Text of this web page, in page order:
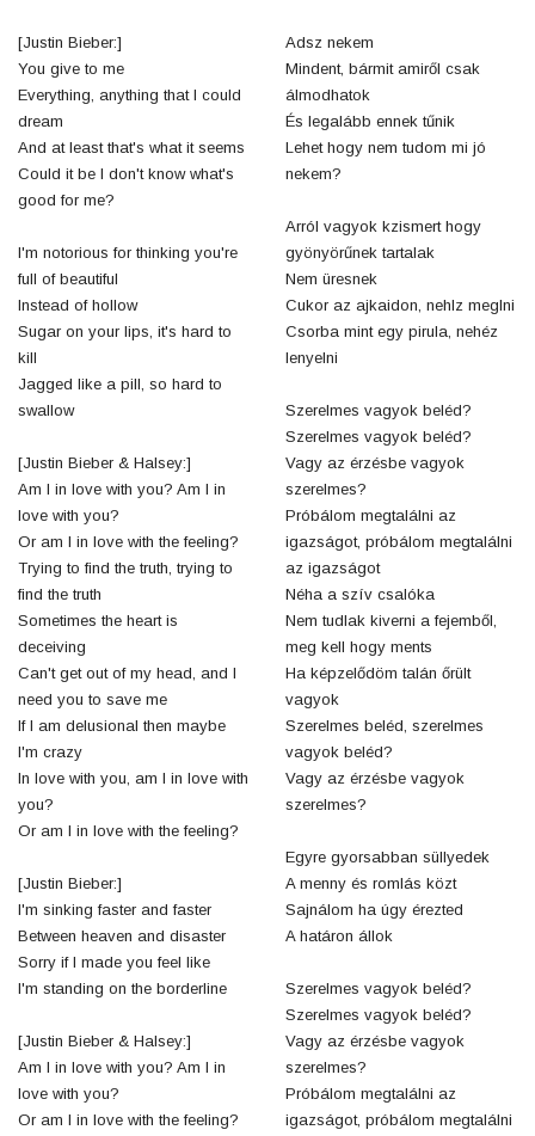
[Justin Bieber:]
You give to me
Everything, anything that I could
dream
And at least that's what it seems
Could it be I don't know what's
good for me?
I'm notorious for thinking you're
full of beautiful
Instead of hollow
Sugar on your lips, it's hard to
kill
Jagged like a pill, so hard to
swallow
[Justin Bieber & Halsey:]
Am I in love with you? Am I in
love with you?
Or am I in love with the feeling?
Trying to find the truth, trying to
find the truth
Sometimes the heart is
deceiving
Can't get out of my head, and I
need you to save me
If I am delusional then maybe
I'm crazy
In love with you, am I in love with
you?
Or am I in love with the feeling?
[Justin Bieber:]
I'm sinking faster and faster
Between heaven and disaster
Sorry if I made you feel like
I'm standing on the borderline
[Justin Bieber & Halsey:]
Am I in love with you? Am I in
love with you?
Or am I in love with the feeling?
Adsz nekem
Mindent, bármit amiről csak
álmodhatok
És legalább ennek tűnik
Lehet hogy nem tudom mi jó
nekem?
Arról vagyok kzismert hogy
gyönyörűnek tartalak
Nem üresnek
Cukor az ajkaidon, nehlz meglni
Csorba mint egy pirula, nehéz
lenyelni
Szerelmes vagyok beléd?
Szerelmes vagyok beléd?
Vagy az érzésbe vagyok
szerelmes?
Próbálom megtalálni az
igazságot, próbálom megtalálni
az igazságot
Néha a szív csalóka
Nem tudlak kiverni a fejemből,
meg kell hogy ments
Ha képzelődöm talán őrült
vagyok
Szerelmes beléd, szerelmes
vagyok beléd?
Vagy az érzésbe vagyok
szerelmes?
Egyre gyorsabban süllyedek
A menny és romlás közt
Sajnálom ha úgy érezted
A határon állok
Szerelmes vagyok beléd?
Szerelmes vagyok beléd?
Vagy az érzésbe vagyok
szerelmes?
Próbálom megtalálni az
igazságot, próbálom megtalálni